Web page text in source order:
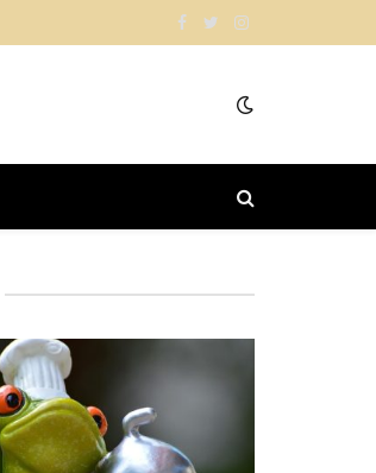
Facebook
TwitterInstagram